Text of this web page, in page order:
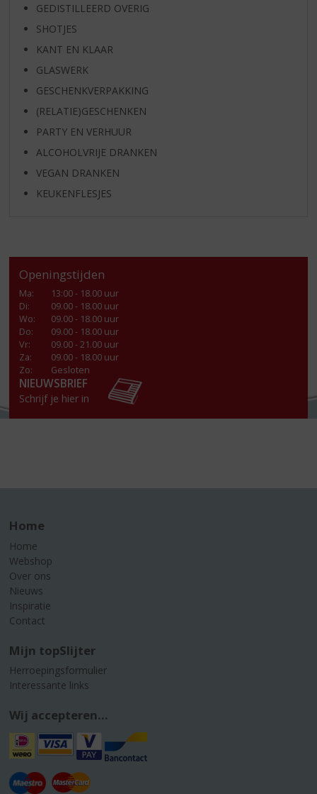
GEDISTILLEERD OVERIG
SHOTJES
KANT EN KLAAR
GLASWERK
GESCHENKVERPAKKING
(RELATIE)GESCHENKEN
PARTY EN VERHUUR
ALCOHOLVRIJE DRANKEN
VEGAN DRANKEN
KEUKENFLESJES
Openingstijden
Ma:
13:00 - 18.00 uur
Di:
09.00 - 18.00 uur
Wo:
09.00 - 18.00 uur
Do:
09.00 - 18.00 uur
Vr:
09.00 - 21.00 uur
Za:
09.00 - 18.00 uur
Zo:
Gesloten
NIEUWSBRIEF
Schrijf je hier in
Home
Home
Webshop
Over ons
Nieuws
Inspiratie
Contact
Mijn topSlijter
Herroepingsformulier
Interessante links
Wij accepteren...